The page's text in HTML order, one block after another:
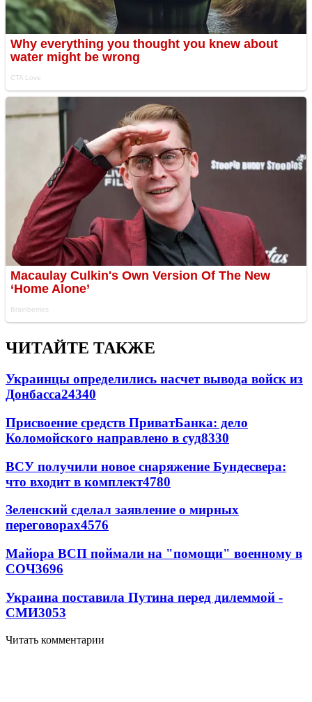
ЧИТАЙТЕ ТАКЖЕ
Украинцы определились насчет вывода войск из
Донбасса24340
Присвоение средств ПриватБанка: дело
Коломойского направлено в суд8330
ВСУ получили новое снаряжение Бундесвера:
что входит в комплект4780
Зеленский сделал заявление о мирных
переговорах4576
Майора ВСП поймали на "помощи" военному в
СОЧ3696
Украина поставила Путина перед дилеммой -
СМИ3053
Читать комментарии